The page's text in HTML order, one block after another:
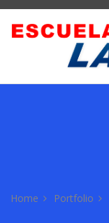
Home Portfolio